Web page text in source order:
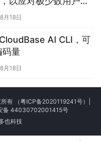
月18日
AI CLI，可
码量
月18日
有 （粤ICP备2020119241号）
备 44030702001415号
也科技